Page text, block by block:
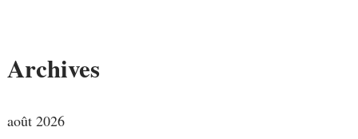
Archives
août 2026